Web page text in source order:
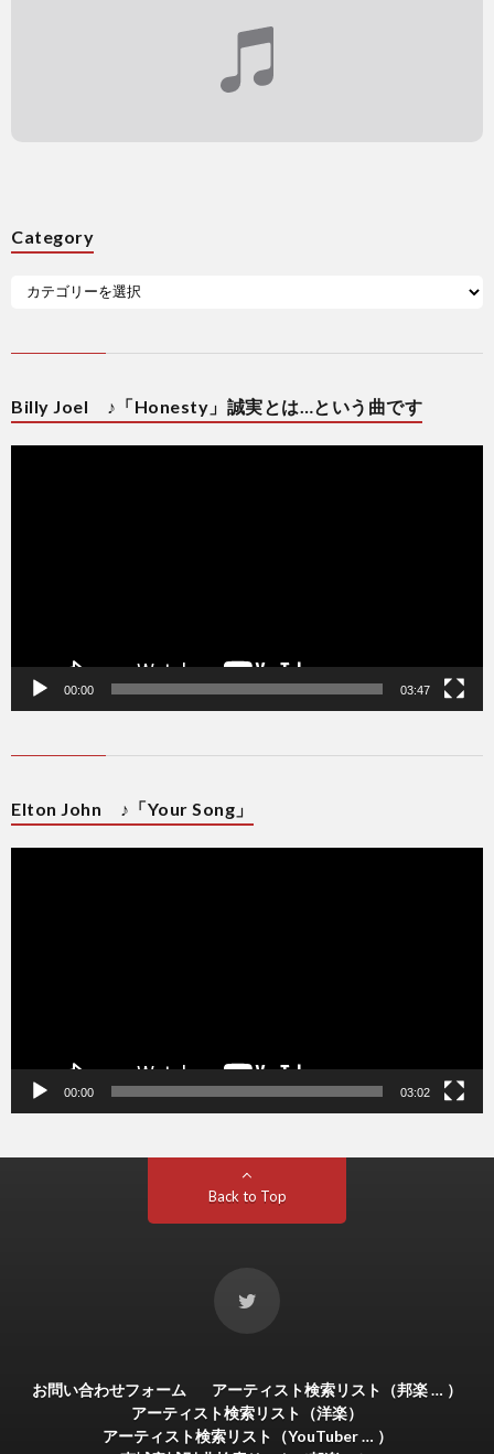
Category
Billy Joel ♪「Honesty」誠実とは…という曲です
動
00:00 03:47
Elton John ♪「Your Song」
動
00:00 03:02
Back to Top
お問い合わせフォーム
アーティスト検索リスト（邦楽 … ）
アーティスト検索リスト（洋楽）
アーティスト検索リスト（YouTuber … ）